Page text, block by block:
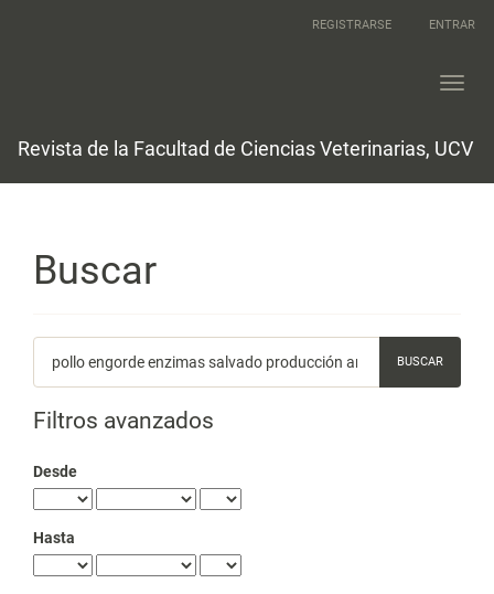
REGISTRARSE ENTRAR
Revista de la Facultad de Ciencias Veterinarias, UCV
Buscar
artículos
por
Filtros avanzados
Desde
Hasta